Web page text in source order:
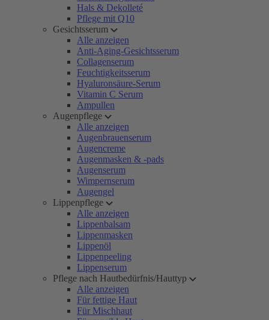
Hals & Dekolleté
Pflege mit Q10
Gesichtsserum
Alle anzeigen
Anti-Aging-Gesichtsserum
Collagenserum
Feuchtigkeitsserum
Hyaluronsäure-Serum
Vitamin C Serum
Ampullen
Augenpflege
Alle anzeigen
Augenbrauenserum
Augencreme
Augenmasken & -pads
Augenserum
Wimpernserum
Augengel
Lippenpflege
Alle anzeigen
Lippenbalsam
Lippenmasken
Lippenöl
Lippenpeeling
Lippenserum
Pflege nach Hautbedürfnis/Hauttyp
Alle anzeigen
Für fettige Haut
Für Mischhaut